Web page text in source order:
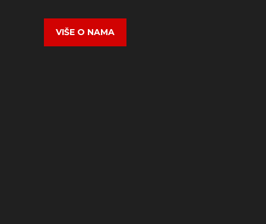
VIŠE O NAMA